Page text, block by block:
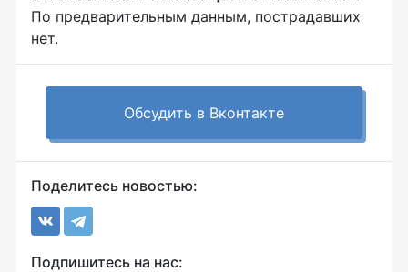
По предварительным данным, пострадавших
нет.
Обсудить в Вконтакте
Поделитесь новостью:
Подпишитесь на нас: